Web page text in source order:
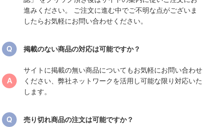
進みください。 ご注文に進む中でご不明な点がございま
したらお気軽にお問い合わせください。
掲載のない商品の対応は可能ですか？
サイトに掲載の無い商品についてもお気軽にお問い合わせ
ください、弊社ネットワークを活用し可能な限り対応いた
します。
売り切れ商品の注文は可能ですか？